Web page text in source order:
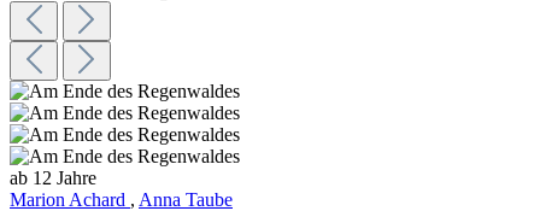
ab 12 Jahre
Marion Achard , Anna Taube